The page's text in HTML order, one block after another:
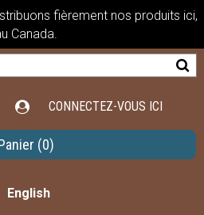
fièrement nos produits ici,
Canada.
CONNECTEZ-VOUS ICI
(0)
English